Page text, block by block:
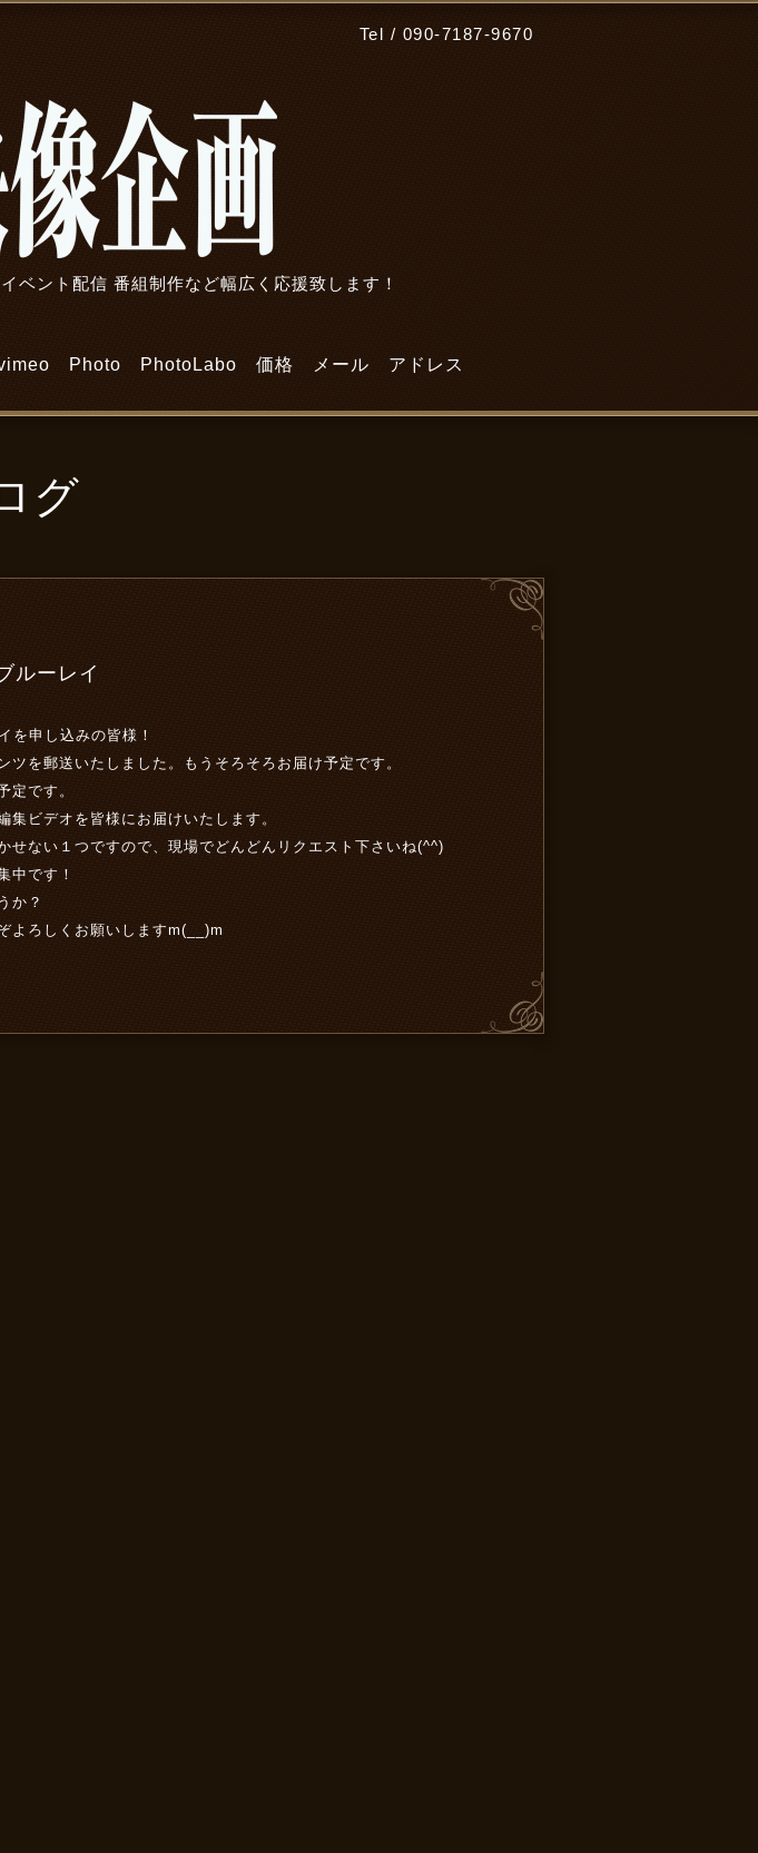
Tel / 090-7187-9670
ベント配信 番組制作など幅広く応援致します！
Photo PhotoLabo 価格 メール アドレス
グ
ルーレイ
を申し込みの皆様！
ツを郵送いたしました。もうそろそろお届け予定です。
定です。
集ビデオを皆様にお届けいたします。
せない１つですので、現場でどんどんリクエスト下さいね(^^)
中です！
か？
よろしくお願いしますm(__)m